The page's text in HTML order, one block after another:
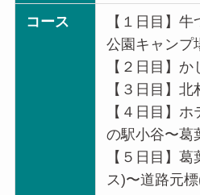
コース
【１日目】
公園キャンプ
【２日目】
【３日目】
【４日目】
の駅小谷〜葛
【５日目】
ス)〜道路元